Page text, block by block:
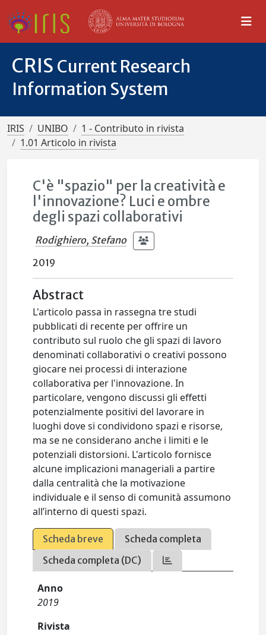
CRIS Current Research
Information System
IRIS UNIBO
1 - Contributo in rivista
1.01 Articolo in rivista
C'è "spazio" per la creatività e
l'innovazione? Luci e ombre
degli spazi collaborativi
Rodighiero, Stefano
2019
Abstract
L'articolo passa in rassegna tre studi
pubblicati di recente per offrire un
contributo sul ruolo che gli spazi di lavoro
denominati collaborativi o creativi possono
giocare nei processi di interazione
collaborativa per l'innovazione. In
particolare, vengono discussi gli effetti
potenzialmente positivi del lavorare in
luoghi dove si condividono spazi e risorse,
ma se ne considerano anche i limiti e le
potenziali distorsioni. L'articolo fornisce
alcune implicazioni manageriali a partire
dalla centralità che la motivazione
individuale e il senso di comunità assumono
all’interno di questi spazi.
Scheda breve
Scheda completa
Scheda completa (DC)
Anno
2019
Rivista